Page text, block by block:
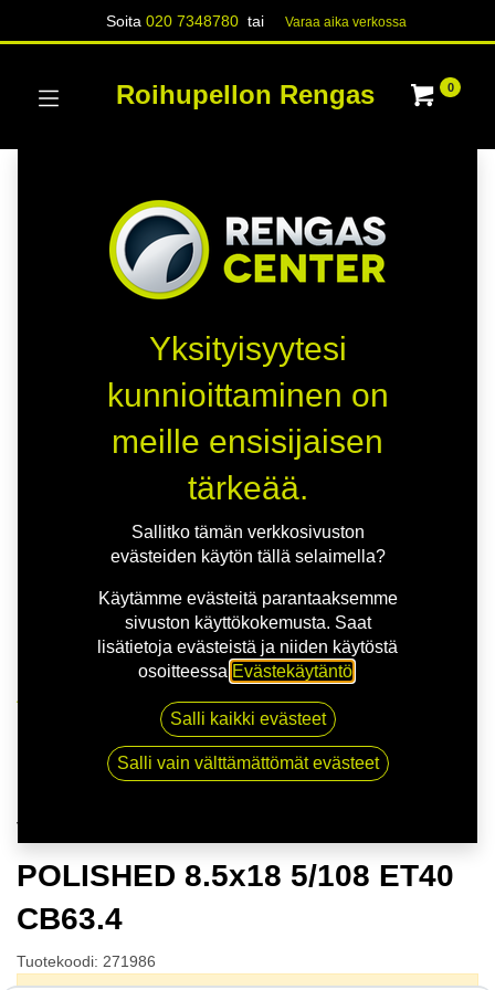
Soita020 7348780 tai Varaa aika verk​​​​ossa
Roihupellon Rengas 0
VENUE ROCKER BLACK POLISHED 8.5x18 5/108
ET40 CB63.4
VENUE ROCKER BLACK
POLISHED 8.5x18 5/108 ET40
CB63.4
Tuotekoodi: 271986
Yksityisyytesi
kunnioittaminen on
meille ensisijaisen
tärkeää.
Sallitko tämän verkkosivuston
evästeiden käytön tällä selaimella?
Käytämme evästeitä parantaaksemme
sivuston käyttökokemusta. Saat
lisätietoja evästeistä ja niiden käytöstä
osoitteessa Evästekäytäntö
Salli kaikki evästeet
Salli vain välttämättömät evästeet